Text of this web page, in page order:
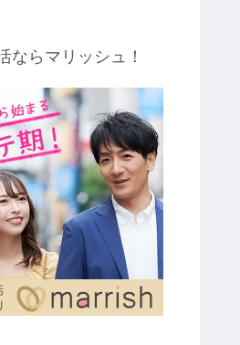
ならマリッシュ！